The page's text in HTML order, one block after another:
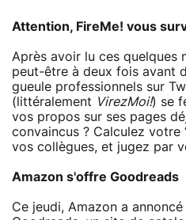
Attention, FireMe! vous
Après avoir lu ces quelques
peut-être à deux fois avant
gueule professionnels sur
(littéralement VirezMoi!) se
vos propos sur ses pages
convaincus ? Calculez votre
vos collègues, et jugez par
Amazon s'offre Goodreads
Ce jeudi, Amazon a